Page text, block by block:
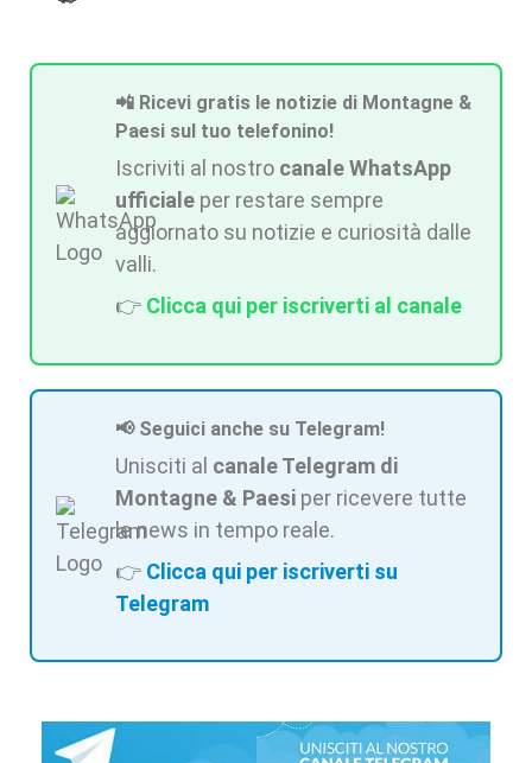
📲 Ricevi gratis le notizie di Montagne &
Paesi sul tuo telefonino!
Iscriviti al nostro canale WhatsApp
ufficiale per restare sempre
aggiornato su notizie e curiosità dalle
valli.
👉 Clicca qui per iscriverti al canale
📢 Seguici anche su Telegram!
Unisciti al canale Telegram di
Montagne & Paesi per ricevere tutte
le news in tempo reale.
👉 Clicca qui per iscriverti su
Telegram